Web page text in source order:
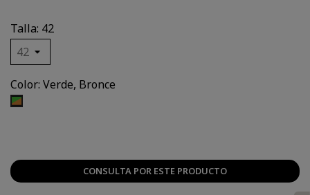
Talla: 42
Color: Verde, Bronce
Verde,
CONSULTA POR ESTE PRODUCTO